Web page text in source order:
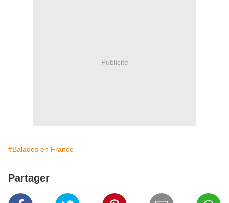
Publicité
#Balades en France
Partager